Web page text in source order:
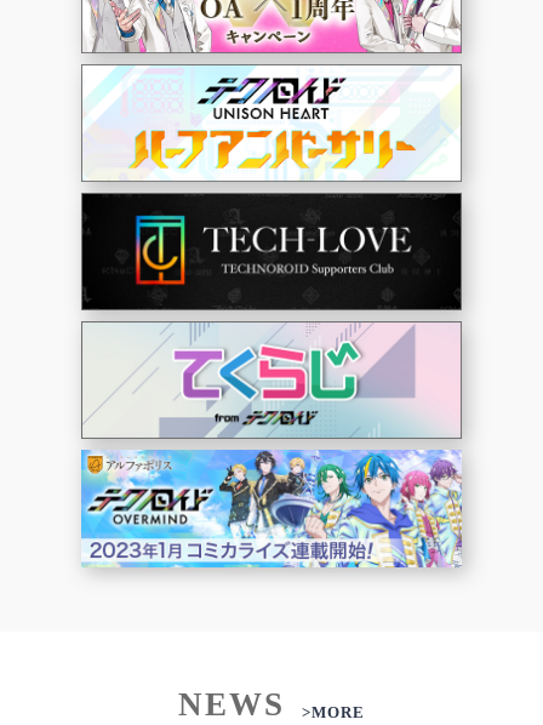
NEWS >MORE